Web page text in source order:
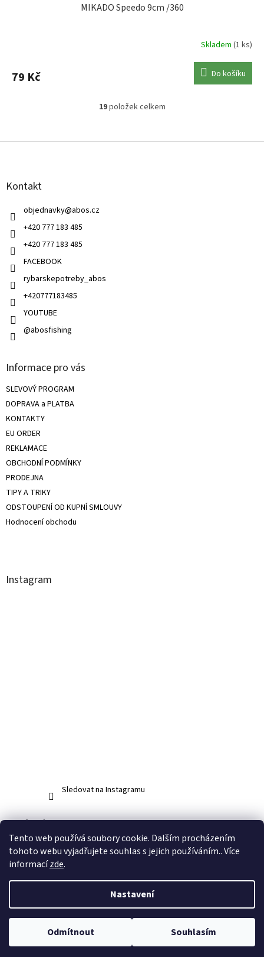
Tento web používá soubory cookie. Dalším procházením
tohoto webu vyjadřujete souhlas s jejich používáním.. Více
informacízde.
Nastavení
Odmítnout Souhlasím
MIKADO Speedo 9cm /360
Skladem (1 ks)
79 Kč Do košíku
O
á
19položek celkem
Kontakt
objednavky@abos.cz
+420 777 183 485
+420 777 183 485
FACEBOOK
rybarskepotreby_abos
+420777183485
YOUTUBE
@abosfishing
Informace pro vás
SLEVOVÝ PROGRAM
DOPRAVA a PLATBA
KONTAKTY
EU ORDER
REKLAMACE
OBCHODNÍ PODMÍNKY
PRODEJNA
TIPY A TRIKY
ODSTOUPENÍ OD KUPNÍ SMLOUVY
Hodnocení obchodu
Instagram
Sledovat na Instagramu
Facebook
Copyright 2026www.abos.cz. Všechna práva vyhrazena.Upravit